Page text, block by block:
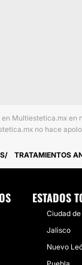
Multiestetica.mx
no hace
TRATAMIENTOS
ESTADOS
Ciudad
Jalisco
Nuevo